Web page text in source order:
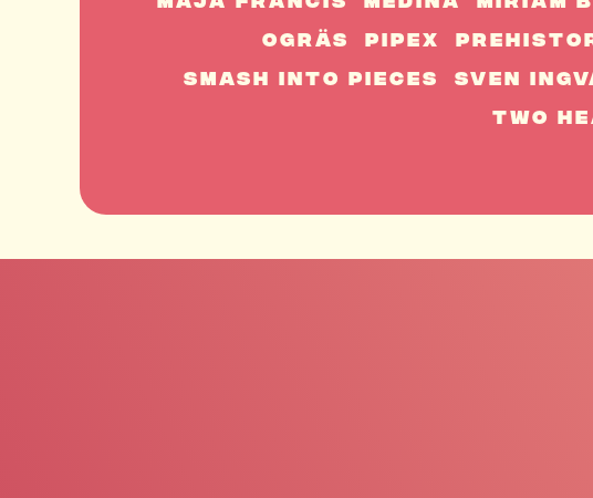
Ogräs
Pipex
Smash Into Pieces
Sven
Two